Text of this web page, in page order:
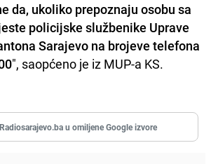
da, ukoliko prepoznaju osobu sa
policijske službenike Uprave
Sarajevo na brojeve telefona
", saopćeno je iz MUP-a KS.
u omiljene Google izvore